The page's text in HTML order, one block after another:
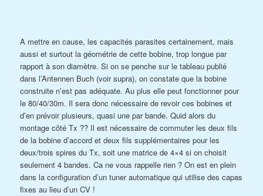
A mettre en cause, les capacités parasites certainement, mais
aussi et surtout la géométrie de cette bobine, trop longue par
rapport à son diamètre. Si on se penche sur le tableau publié
dans l’Antennen Buch (voir supra), on constate que la bobine
construite n’est pas adéquate. Au plus elle peut fonctionner pour
le 80/40/30m. Il sera donc nécessaire de revoir ces bobines et
d’en prévoir plusieurs, quasi une par bande. Quid alors du
montage côté Tx ?? Il est nécessaire de commuter les deux fils
de la bobine d’accord et deux fils supplémentaires pour les
deux/trois spires du Tx, soit une matrice de 4×4 si on choisit
seulement 4 bandes. Ca ne vous rappelle rien ? On est en plein
dans la configuration d’un tuner automatique qui utilise des capas
fixes au lieu d’un CV !